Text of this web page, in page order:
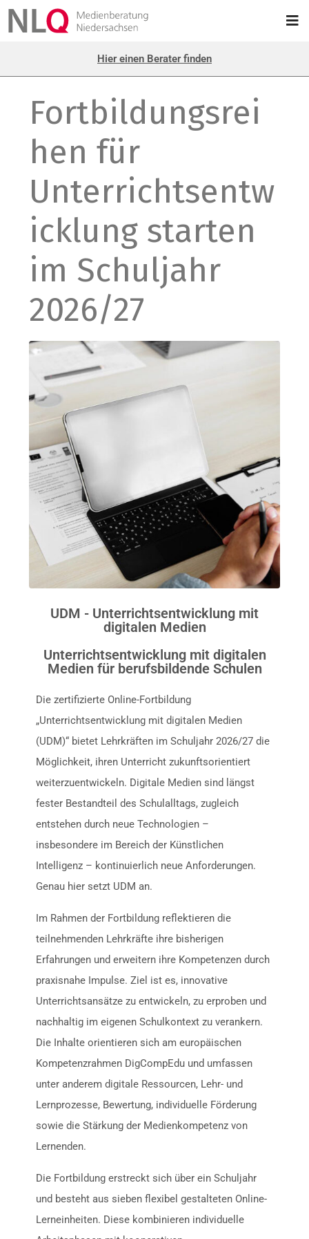
Hier einen Berater finden
Fortbildungsrei
hen für
Unterrichtsentw
icklung starten
im Schuljahr
2026/27
UDM - Unterrichtsentwicklung mit
digitalen Medien
Unterrichtsentwicklung mit digitalen
Medien für berufsbildende Schulen
Die zertifizierte Online-Fortbildung
„Unterrichtsentwicklung mit digitalen Medien
(UDM)“ bietet Lehrkräften im Schuljahr 2026/27 die
Möglichkeit, ihren Unterricht zukunftsorientiert
weiterzuentwickeln. Digitale Medien sind längst
fester Bestandteil des Schulalltags, zugleich
entstehen durch neue Technologien –
insbesondere im Bereich der Künstlichen
Intelligenz – kontinuierlich neue Anforderungen.
Genau hier setzt UDM an.
Im Rahmen der Fortbildung reflektieren die
teilnehmenden Lehrkräfte ihre bisherigen
Erfahrungen und erweitern ihre Kompetenzen durch
praxisnahe Impulse. Ziel ist es, innovative
Unterrichtsansätze zu entwickeln, zu erproben und
nachhaltig im eigenen Schulkontext zu verankern.
Die Inhalte orientieren sich am europäischen
Kompetenzrahmen DigCompEdu und umfassen
unter anderem digitale Ressourcen, Lehr- und
Lernprozesse, Bewertung, individuelle Förderung
sowie die Stärkung der Medienkompetenz von
Lernenden.
Die Fortbildung erstreckt sich über ein Schuljahr
und besteht aus sieben flexibel gestalteten Online-
Lerneinheiten. Diese kombinieren individuelle